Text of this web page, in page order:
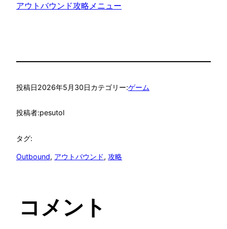
アウトバウンド攻略メニュー
投稿日2026年5月30日カテゴリー:ゲーム
投稿者:pesutol
タグ:
Outbound, アウトバウンド, 攻略
コメント